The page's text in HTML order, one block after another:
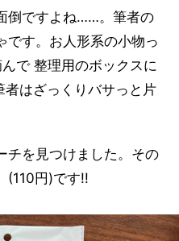
倒ですよね……。筆者の
です。お人形系の小物っ
で 整理用のボックスに
者はざっくりバサっと片
チを見つけました。その
(110円)です!!